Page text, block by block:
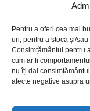
Pentru a oferi cea mai
uri, pentru a stoca și/
Consimțământul pentru
cum ar fi
nu îți dai
afecte negative asupra
Contact
Politica de
Politică